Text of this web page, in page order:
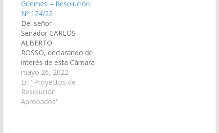
Güemes – Resolución
Nº 124/22
Del señor
Senador CARLOS
ALBERTO
ROSSO, declarando de
interés de esta Cámara
los actos
conmemorativos por
el Aniversario del Paso
a la Inmortalidad del
mayo 26, 2022
En "Proyectos de
Resolución
Aprobados"